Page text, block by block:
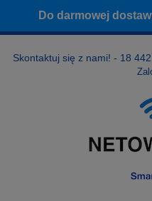
Do darmowej
Skontaktuj się z nami! - 18